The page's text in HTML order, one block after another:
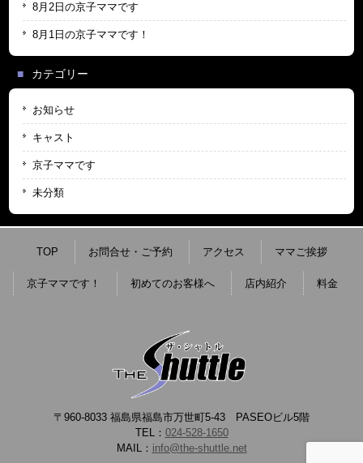
8月2日の京子ママです
8月1日の京子ママです！
カテゴリー
お知らせ
キャスト
京子ママです
未分類
TOP お問合せ・ご予約 アクセス ママご挨拶
京子ママです！ 初めてのお客様へ 店内紹介 料金
〒960-8033 福島県福島市万世町5-43 PASEOビル5階
TEL： 024-528-1650
MAIL： info@the-shuttle.net